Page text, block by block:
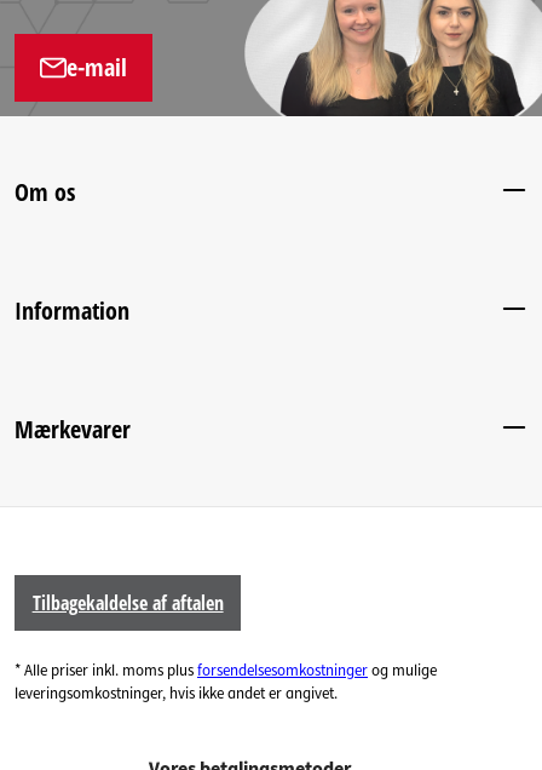
e-mail
Om os
Information
Mærkevarer
Tilbagekaldelse af aftalen
* Alle priser inkl. moms plusforsendelsesomkostningerog mulige
leveringsomkostninger, hvis ikke andet er angivet.